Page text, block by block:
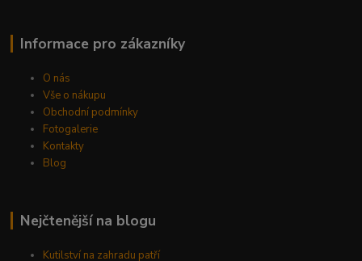
Informace pro zákazníky
O nás
Vše o nákupu
Obchodní podmínky
Fotogalerie
Kontakty
Blog
Nejčtenější na blogu
Kutilství na zahradu patří